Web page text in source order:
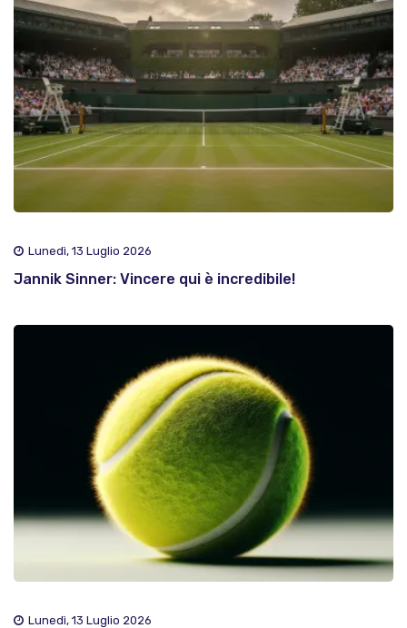
Lunedì, 13 Luglio 2026
Jannik Sinner: Vincere qui è incredibile!
Lunedì, 13 Luglio 2026